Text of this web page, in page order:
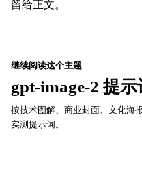
留给正文。
继续阅读这个主题
gpt-image-2 提
按技术图解、商业封面、文化海
实测提示词。